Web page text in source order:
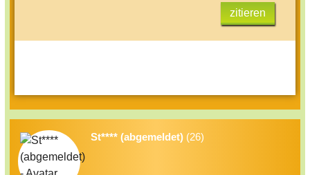
zitieren
St**** (abgemeldet) (26)